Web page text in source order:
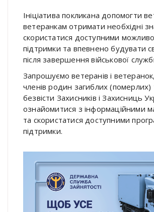
Ініціатива покликана допомогти
ветеранкам отримати необхідні
скористатися доступними
підтримки та впевнено будувати
після завершення військової
Запрошуємо ветеранів і
членів родин загиблих (померлих)
безвісти Захисників і Захисниць
ознайомитися з інформаційними
та скористатися доступними
підтримки.